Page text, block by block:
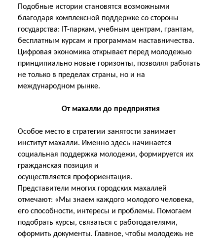
Подобные истории становятся возможными
благодаря комплексной поддержке со стороны
государства: IT-паркам, учебным центрам, грантам,
бесплатным курсам и программам наставничества.
Цифровая экономика открывает перед молодежью
принципиально новые горизонты, позволяя работать
не только в пределах страны, но и на
международном рынке.
От махалли до предприятия
Особое место в стратегии занятости занимает
институт махалли. Именно здесь начинается
социальная поддержка молодежи, формируется их
гражданская позиция и
осуществляется профориентация.
Представители многих городских махаллей
отмечают: «Мы знаем каждого молодого человека,
его способности, интересы и проблемы. Помогаем
подобрать курсы, связаться с работодателями,
оформить документы. Главное, чтобы молодежь не